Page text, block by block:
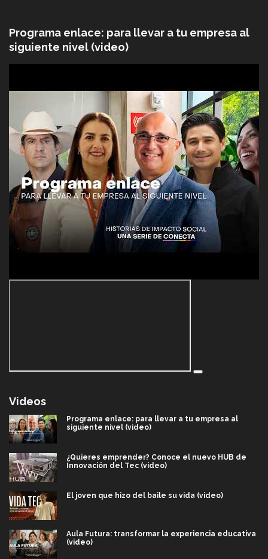
Programa enlace: para llevar a tu empresa al
siguiente nivel (video)
Videos
Programa enlace: para llevar a tu empresa al
siguiente nivel (video)
¿Quieres emprender? Conoce el nuevo HUB de
Innovación del Tec (video)
El joven que hizo del baile su vida (video)
Aula Futura: transformar la experiencia educativa
(video)